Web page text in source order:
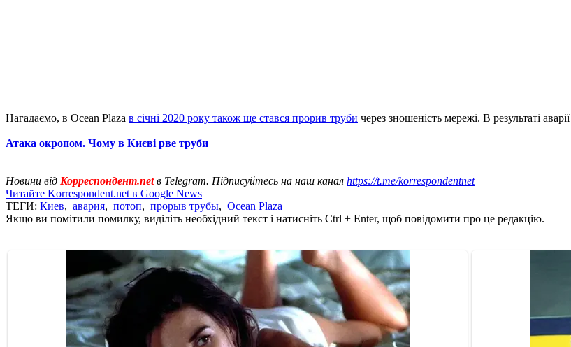
Нагадаємо, в Ocean Plaza в січні 2020 року також ще стався прорив труби через зношеність мережі. В результаті аварії
Атака окропом. Чому в Києві рве труби
Новини від Корреспондент.netв Telegram. Підписуйтесь на наш канал https://t.me/korrespondentnet
Читайте Korrespondent.net в Google News
ТЕГИ: Киев, авария, потоп, прорыв трубы, Ocean Plaza
Якщо ви помітили помилку, виділіть необхідний текст і натисніть Ctrl + Enter, щоб повідомити про це редакцію.